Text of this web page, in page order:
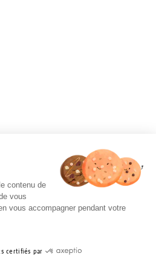
contenu de
vous
vous accompagner pendant votre
certifiés par